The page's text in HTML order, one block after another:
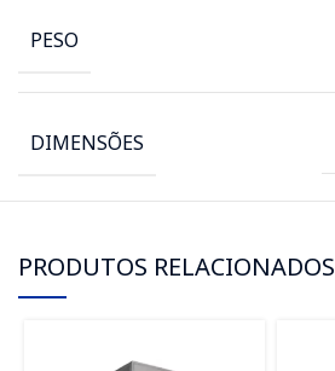
PESO
DIMENSÕES
PRODUTOS RELACIONADOS